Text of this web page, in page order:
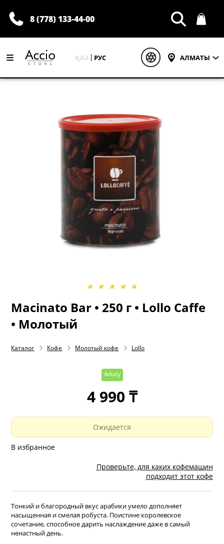
8 (778) 133-44-00
ҚАЗ РУС АЛМАТЫ
Macinato Bar • 250 г • Lollo Caffe
• Молотый
Каталог Кофе Молотый кофе Lollo
☕Italy
4 990 ₸
Ожидается
В избранное
Проверьте, для каких кофемашин
подходит этот кофе
Тонкий и благородный вкус арабики умело дополняет
насыщенная и смелая робуста. Поистине королевское
сочетание, способное дарить наслаждение даже в самый
ненастный день.